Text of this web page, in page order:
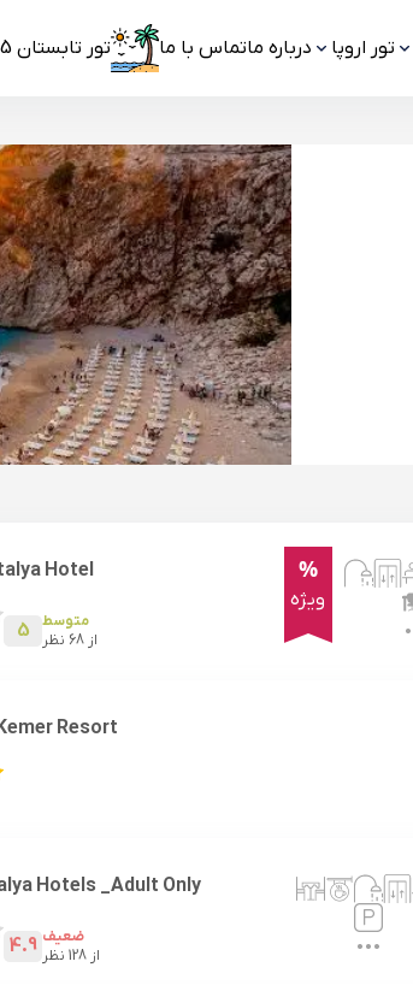
تور اروپا درباره ماتماس با ما تور تابستان 1405
Hotel
5
متوسط
از 68 نظر
%
ویژه
Resort
Hotels _Adult Only
4.9 ضعیف
از 128نظر